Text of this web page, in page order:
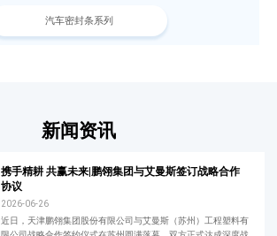
汽车密封条系列
新闻资讯
携手精耕 共赢未来|鹏翎集团与艾曼斯签订战略合作
协议
2026-06-26
近日，天津鹏翎集团股份有限公司与艾曼斯（苏州）工程塑料有